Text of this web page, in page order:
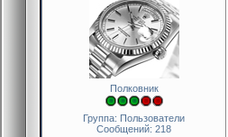
Полковник
Группа: Пользователи
Сообщений: 218